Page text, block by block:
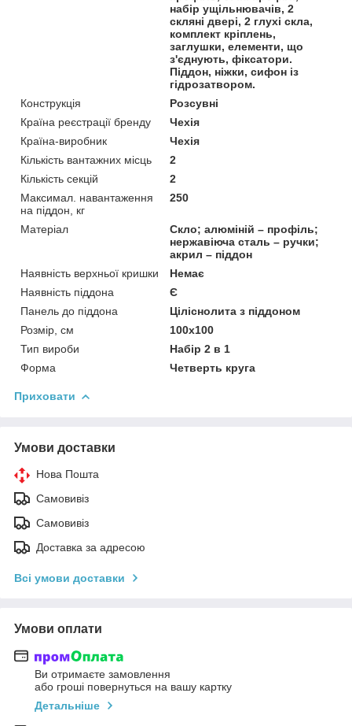
набір ущільнювачів, 2
скляні двері, 2 глухі скла,
комплект кріплень,
заглушки, елементи, що
з'єднують, фіксатори.
Піддон, ніжки, сифон із
гідрозатвором.
Конструкція
Розсувні
Країна реєстрації бренду
Чехія
Країна-виробник
Чехія
Кількість вантажних місць
2
Кількість секцій
2
Максимал. навантаження
на піддон, кг
250
Матеріал
Скло; алюміній – профіль;
нержавіюча сталь – ручки;
акрил – піддон
Наявність верхньої кришки
Немає
Наявність піддона
Є
Панель до піддона
Ціліснолита з піддоном
Розмір, см
100x100
Тип вироби
Набір 2 в 1
Форма
Четверть круга
Приховати
Умови доставки
Нова Пошта
Самовивіз
Самовивіз
Доставка за адресою
Всі умови доставки
Умови оплати
Ви отримаєте замовлення
або гроші повернуться на вашу картку
Детальніше